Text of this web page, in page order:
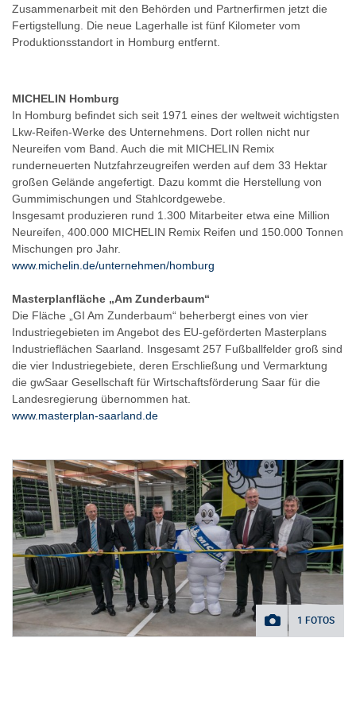
Zusammenarbeit mit den Behörden und Partnerfirmen jetzt die
Fertigstellung. Die neue Lagerhalle ist fünf Kilometer vom
Produktionsstandort in Homburg entfernt.
MICHELIN Homburg
In Homburg befindet sich seit 1971 eines der weltweit wichtigsten
Lkw-Reifen-Werke des Unternehmens. Dort rollen nicht nur
Neureifen vom Band. Auch die mit MICHELIN Remix
runderneuerten Nutzfahrzeugreifen werden auf dem 33 Hektar
großen Gelände angefertigt. Dazu kommt die Herstellung von
Gummimischungen und Stahlcordgewebe.
Insgesamt produzieren rund 1.300 Mitarbeiter etwa eine Million
Neureifen, 400.000 MICHELIN Remix Reifen und 150.000 Tonnen
Mischungen pro Jahr.
www.michelin.de/unternehmen/homburg
Masterplanfläche „Am Zunderbaum“
Die Fläche „GI Am Zunderbaum“ beherbergt eines von vier
Industriegebieten im Angebot des EU-geförderten Masterplans
Industrieflächen Saarland. Insgesamt 257 Fußballfelder groß sind
die vier Industriegebiete, deren Erschließung und Vermarktung
die gwSaar Gesellschaft für Wirtschaftsförderung Saar für die
Landesregierung übernommen hat.
www.masterplan-saarland.de
1 FOTOS